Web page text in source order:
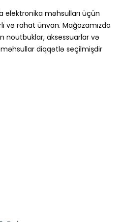
elektronika məhsulları üçün
və rahat ünvan. Mağazamızda
noutbuklar, aksessuarlar və
diqqətlə seçilmişdir